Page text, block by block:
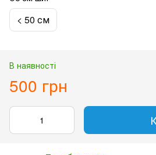
< 50 см
В наявності
500 грн